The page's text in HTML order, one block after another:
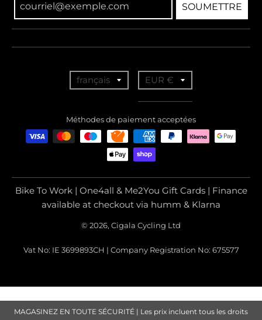
MAGASINEZ EN TOUTE SÉCURITÉ | Les prix incluent tous les droits
SOUMETTRE
a
n
a
t
n
i
s
français
n
s
l
a
t
i
n
i
s
EUR €
Méthodes de paiement acceptées
Bike To Work | One4all & Me2You Gift Cards | Finance
available at checkout via humm & Klarna
© 2026, Cigala Cycling Ltd
Vat No: IE 3699893CH | Company Registration No: 675577